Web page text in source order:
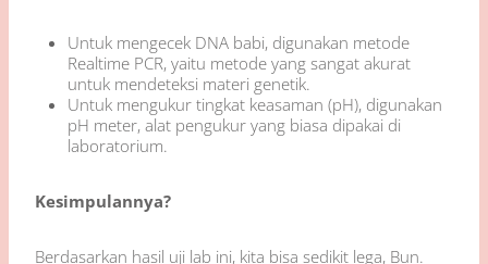
Untuk mengecek DNA babi, digunakan metode
Realtime PCR, yaitu metode yang sangat akurat
untuk mendeteksi materi genetik.
Untuk mengukur tingkat keasaman (pH), digunakan
pH meter, alat pengukur yang biasa dipakai di
laboratorium.
Kesimpulannya?
Berdasarkan hasil uji lab ini, kita bisa sedikit lega, Bun.